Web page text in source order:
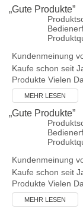
„Gute Produkte”
Kundenmeinung
Kaufe schon seit
Produkte Vielen
MEHR LESEN
„Gute Produkte”
Kundenmeinung
Kaufe schon seit
Produkte Vielen
MEHR LESEN